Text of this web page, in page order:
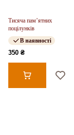
Тисяча пам’ятних
поцілунків
В наявності
350 ₴